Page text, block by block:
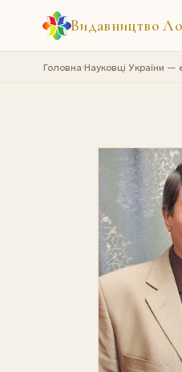
Видавництво
Головна›Науковці України —